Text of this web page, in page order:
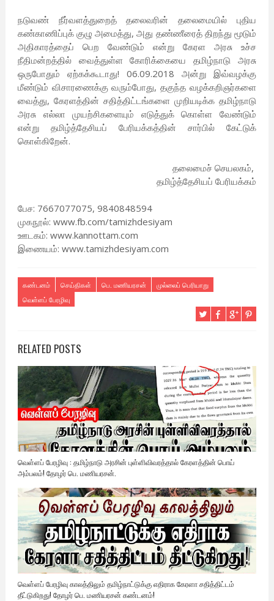
நடுவண் நீர்வளத்துறைத் தலைவரின் தலைமையில் புதிய
கண்காணிப்புக் குழு அமைத்து, அது தண்ணீரைத் திறந்து மூடும்
அதிகாரத்தைப் பெற வேண்டும் என்று கேரள அரசு உச்ச
நீதிமன்றத்தில் வைத்துள்ள கோரிக்கையை தமிழ்நாடு அரசு
ஒருபோதும் ஏற்கக்கூடாது! 06.09.2018 அன்று இவ்வழக்கு
மீண்டும் விசாரணைக்கு வரும்போது, தகுந்த வழக்கறிஞர்களை
வைத்து, கேரளத்தின் சதித்திட்டங்களை முறியடிக்க தமிழ்நாடு
அரசு எல்லா முயற்சிகளையும் எடுத்துக் கொள்ள வேண்டும்
என்று தமிழ்த்தேசியப் பேரியக்கத்தின் சார்பில் கேட்டுக்
கொள்கிறேன்.
தலைமைச் செயலகம்,
தமிழ்த்தேசியப் பேரியக்கம்
பேச: 7667077075, 9840848594
முகநூல்: www.fb.com/tamizhdesiyam
ஊடகம்: www.kannottam.com
இணையம்: www.tamizhdesiyam.com
கண்டனம் செய்திகள் பெ. மணியரசன்
முல்லைப் பெரியாறு
வெள்ளப் பேரழிவு
RELATED POSTS
வெள்ளப் பேரழிவு : தமிழ்நாடு அரசின் புள்ளிவிவரத்தால் கேரளத்தின் பொய்
அம்பலம்! தோழர் பெ. மணியரசன்.
வெள்ளப் பேரழிவு காலத்திலும் தமிழ்நாட்டுக்கு எதிராக கேரளா சதித்திட்டம்
தீட்டுகிறது! தோழர் பெ. மணியரசன் கண்டனம்!